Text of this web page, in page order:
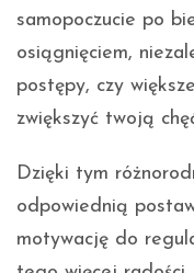
samopoczucie po
osiągnięciem,
postępy, czy
zwiększyć twoją
Dzięki tym
odpowiednią
motywację do